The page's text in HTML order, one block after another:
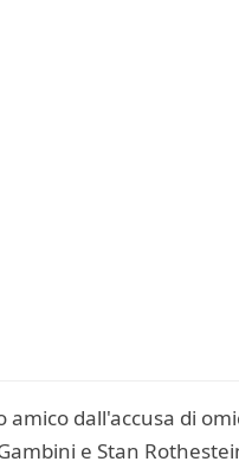
dall'accusa di
e Stan